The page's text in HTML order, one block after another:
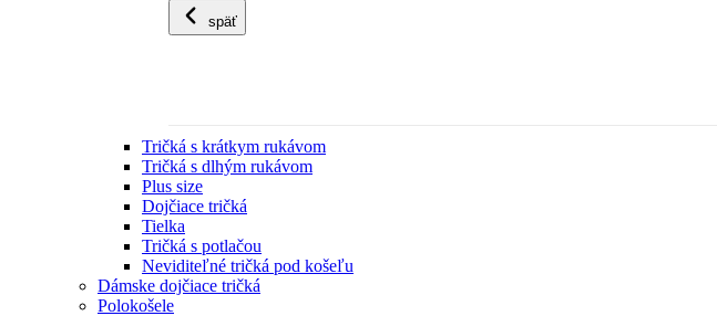
späť
Tričká s krátkym rukávom
Tričká s dlhým rukávom
Plus size
Dojčiace tričká
Tielka
Tričká s potlačou
Neviditeľné tričká pod košeľu
Dámske dojčiace tričká
Polokošele